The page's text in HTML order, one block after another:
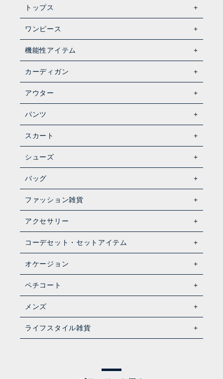
トップス
ワンピース
機能性アイテム
カーディガン
アウター
パンツ
スカート
シューズ
バッグ
ファッション雑貨
アクセサリー
コーデセット・セットアイテム
オケージョン
ペチコート
メンズ
ライフスタイル雑貨